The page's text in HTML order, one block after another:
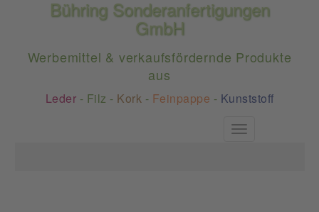
Bühring Sonderanfertigungen
GmbH
Werbemittel & verkaufsfördernde Produkte
aus
Leder - Filz - Kork - Feinpappe - Kunststoff
Toggle